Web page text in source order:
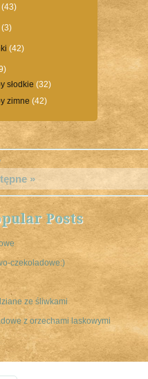
(43)
(3)
(42)
słodkie (32)
zimne (42)
»
Posts
czekoladowe:)
ze śliwkami
z orzechami laskowymi